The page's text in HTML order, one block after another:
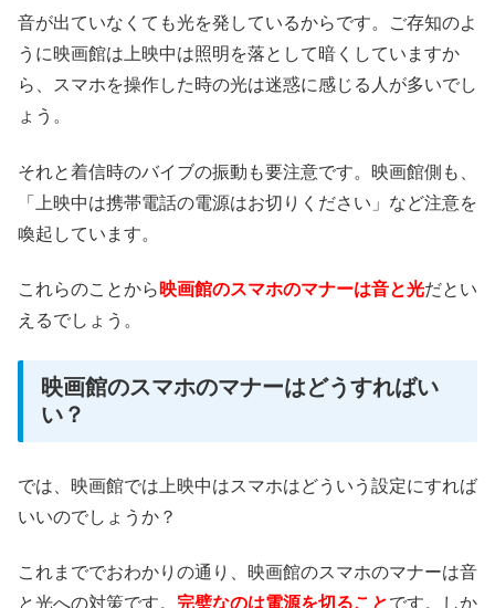
音が出ていなくても光を発しているからです。ご存知のよ
うに映画館は上映中は照明を落として暗くしていますか
ら、スマホを操作した時の光は迷惑に感じる人が多いでし
ょう。
それと着信時のバイブの振動も要注意です。映画館側も、
「上映中は携帯電話の電源はお切りください」など注意を
喚起しています。
これらのことから 映画館のスマホのマナーは音と光だとい
えるでしょう。
映画館のスマホのマナーはどうすればい
い？
では、映画館では上映中はスマホはどういう設定にすれば
いいのでしょうか？
これまででおわかりの通り、映画館のスマホのマナーは音
と光への対策です。 完璧なのは電源を切ることです。しか